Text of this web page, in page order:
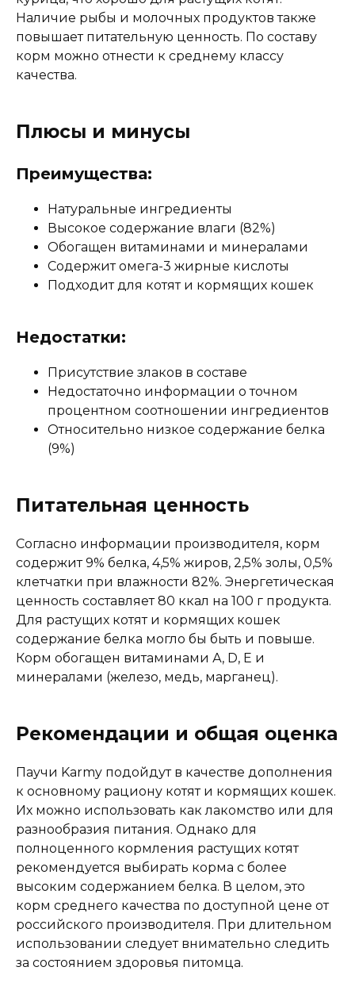
Наличие рыбы и молочных продуктов также
повышает питательную ценность. По составу
корм можно отнести к среднему классу
качества.
Плюсы и минусы
Преимущества:
Натуральные ингредиенты
Высокое содержание влаги (82%)
Обогащен витаминами и минералами
Содержит омега-3 жирные кислоты
Подходит для котят и кормящих кошек
Недостатки:
Присутствие злаков в составе
Недостаточно информации о точном
процентном соотношении ингредиентов
Относительно низкое содержание белка
(9%)
Питательная ценность
Согласно информации производителя, корм
содержит 9% белка, 4,5% жиров, 2,5% золы, 0,5%
клетчатки при влажности 82%. Энергетическая
ценность составляет 80 ккал на 100 г продукта.
Для растущих котят и кормящих кошек
содержание белка могло бы быть и повыше.
Корм обогащен витаминами А, D, Е и
минералами (железо, медь, марганец).
Рекомендации и общая оценка
Паучи Karmy подойдут в качестве дополнения
к основному рациону котят и кормящих кошек.
Их можно использовать как лакомство или для
разнообразия питания. Однако для
полноценного кормления растущих котят
рекомендуется выбирать корма с более
высоким содержанием белка. В целом, это
корм среднего качества по доступной цене от
российского производителя. При длительном
использовании следует внимательно следить
за состоянием здоровья питомца.